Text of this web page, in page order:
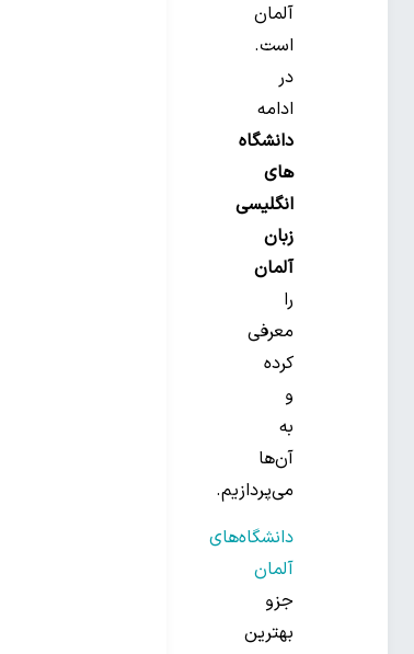
آلمان
است.
در
ادامه
دانشگاه
های
انگلیسی
زبان
آلمان
را
معرفی
کرده
و
به
آن‌ها
می‌پردازیم.
دانشگاه‌های
آلمان
جزو
بهترین